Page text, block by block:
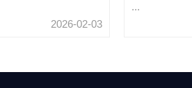
2026-02-03
...